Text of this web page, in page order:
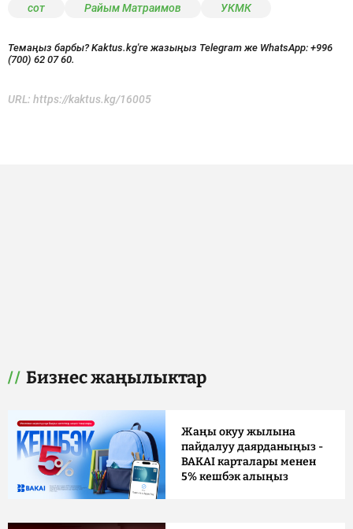
сот Райым Матраимов УКМК
Темаңыз барбы? Kaktus.kg'ге жазыңыз Telegram же WhatsApp: +996
(700) 62 07 60.
URL: https://kaktus.kg/16005
Бизнес жаңылыктар
Жаңы окуу жылына
пайдалуу даярданыңыз -
BAKAI карталары менен
5% кешбэк алыңыз